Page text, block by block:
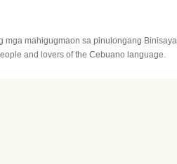
mga mahigugmaon sa pinulongang Binisaya.
and lovers of the Cebuano language.